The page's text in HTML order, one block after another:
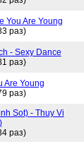
You Are Young
раз)
- Sexy Dance
раз)
Are Young
раз)
Sot) - Thuy Vi
раз)